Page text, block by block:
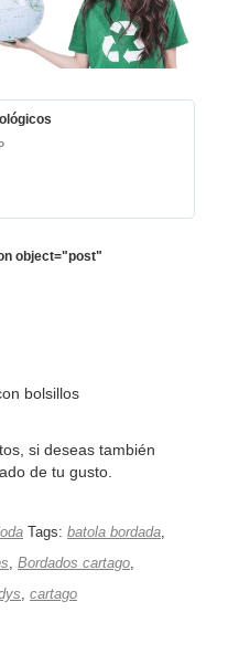
object="post"
bolsillos
si deseas también
de tu gusto.
Tags: batola bordada,
, Bordados cartago,
, cartago